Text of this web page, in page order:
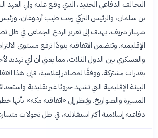
التحالف الدفاعي الجديد، الذي وقع عليه ولي العهد
بن سلمان، والرئيس التركي رجب طيب أردوغان، ورئيس
شهباز شريف، يهدف إلى تعزيز الردع الجماعي في ظل
الإقليمية. وتتضمن الاتفاقية بنودًا ترفع مستوى
والعسكري بين الدول الثلاث، مما يعني أن أي تهديد
بقدرات مشتركة. ووفقًا لمصادر إعلامية، فإن هذا
البيئة الإقليمية التي تشهد حروبًا غير تقليدية
المسيرة والصواريخ. ويُنظر إلى «اتفاقية مكة» بأنها
دفاعية إسلامية أكثر استقلالية، في ظل تحولات